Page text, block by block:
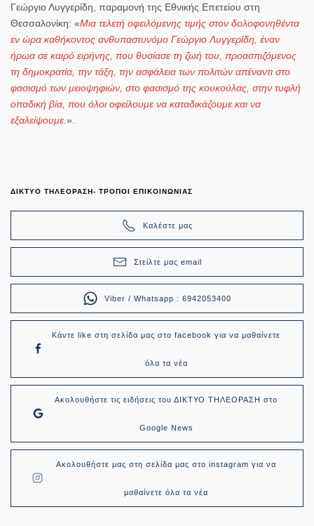
Γεώργιο Λυγγερίδη , παραμονή της Εθνικής Επετείου στη
Θεσσαλονίκη: «Μια τελετή οφειλόμενης τιμής στον δολοφονηθέντα
εν ώρα καθήκοντος ανθυπαστυνόμο Γεώργιο Λυγγερίδη, έναν
ήρωα σε καιρό ειρήνης, που θυσίασε τη ζωή του, προασπιζόμενος
τη δημοκρατία, την τάξη, την ασφάλεια των πολιτών απέναντι στο
φασισμό των μειοψηφιών, στο φασισμό της κουκούλας, στην τυφλή
οπαδική βία, που όλοι οφείλουμε να καταδικάζουμε και να
εξαλείψουμε. ».
ΔΙΚΤΥΟ ΤΗΛΕΟΡΑΣΗ- ΤΡΟΠΟΙ ΕΠΙΚΟΙΝΩΝΙΑΣ
Καλέστε μας
Στείλτε μας email
Viber / Whatsapp : 6942053400
Κάντε like στη σελίδα μας στο facebook για να μαθαίνετε
όλα τα νέα
Ακολουθήστε τις ειδήσεις του ΔΙΚΤΥΟ ΤΗΛΕΟΡΑΣΗ στο
Google News
Ακολουθήστε μας στη σελίδα μας στο instagram για να
μαθαίνετε όλα τα νέα